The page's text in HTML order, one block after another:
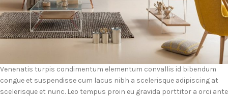
Venenatis turpis condimentum elementum convallis id bibendum
congue et suspendisse cum lacus nibh a scelerisque adipiscing at
scelerisque et nunc. Leo tempus proin eu gravida porttitor a orci ante